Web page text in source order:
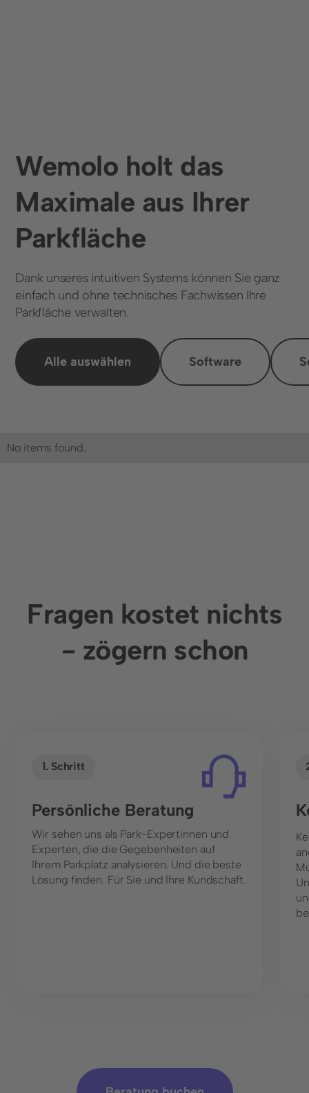
Wemolo holt das
Maximale aus Ihrer
Parkfläche
Dank unseres intuitiven Systems können Sie ganz
einfach und ohne technisches Fachwissen Ihre
Parkfläche verwalten.
Alle auswählen Software
No items found.
Fragen kostet nichts
- zögern schon
1. Schritt
Persönliche Beratung
Wir sehen uns als Park-Expertinnen und
Experten, die die Gegebenheiten auf
Ihrem Parkplatz analysieren. Und die beste
Lösung finden. Für Sie und Ihre Kundschaft.